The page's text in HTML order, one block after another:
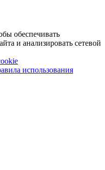
обеспечивать
и анализировать сетевой
использования